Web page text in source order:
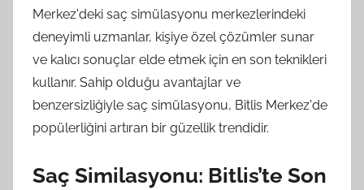
Merkez'deki saç simülasyonu merkezlerindeki
deneyimli uzmanlar, kişiye özel çözümler sunar
ve kalıcı sonuçlar elde etmek için en son teknikleri
kullanır. Sahip olduğu avantajlar ve
benzersizliğiyle saç simülasyonu, Bitlis Merkez'de
popülerliğini artıran bir güzellik trendidir.
Saç Similasyonu: Bitlis’te Son